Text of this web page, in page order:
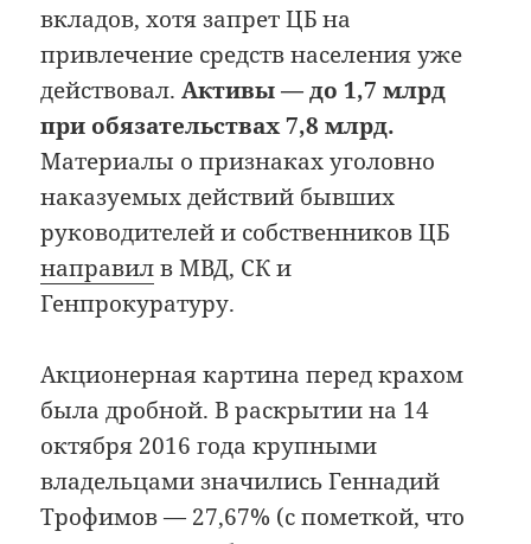
вкладов, хотя запрет ЦБ на
привлечение средств населения уже
действовал.Активы — до 1,7 млрд
при обязательствах 7,8 млрд.
Материалы о признаках уголовно
наказуемых действий бывших
руководителей и собственников ЦБ
направилв МВД, СК и
Генпрокуратуру.
Акционерная картина перед крахом
была дробной. В раскрытии на 14
октября 2016 года крупными
владельцами значились Геннадий
Трофимов — 27,67% (с пометкой, что